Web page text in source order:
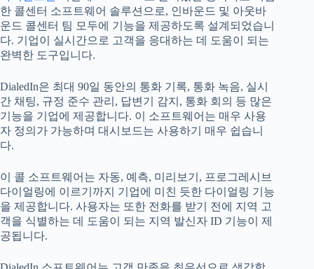
한 콜센터 소프트웨어 솔루션으로, 인바운드 및 아웃바
운드 콜센터 팀 모두에 기능을 제공하도록 설계되었습니
다. 기업이 실시간으로 고객을 응대하는 데 도움이 되는
완벽한 도구입니다.
DialedIn은 최대 90일 동안의 통화 기록, 통화 녹음, 실시
간 채팅, 규정 준수 관리, 답변기 감지, 통화 회의 등 많은
기능을 기업에 제공합니다. 이 소프트웨어는 매우 사용
자 정의가 가능하며 대시보드는 사용하기 매우 쉽습니
다.
이 콜 소프트웨어는 자동, 예측, 미리보기, 프로그레시브
다이얼링에 이르기까지 기업에 미친 듯한 다이얼링 기능
을 제공합니다. 사용자는 또한 전화를 받기 전에 지역 고
객을 식별하는 데 도움이 되는 지역 발신자 ID 기능이 제
공됩니다.